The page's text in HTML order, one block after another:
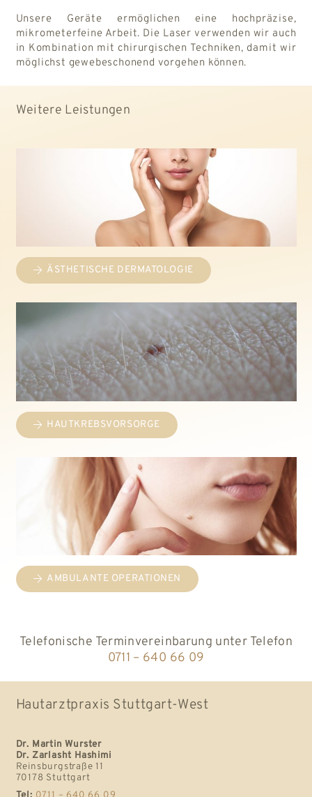
Unsere Geräte ermöglichen eine hochpräzise,
mikrometerfeine Arbeit. Die Laser verwenden wir auch
in Kombination mit chirurgischen Techniken, damit wir
möglichst gewebeschonend vorgehen können.
Weitere Leistungen
ÄSTHETISCHE DERMATOLOGIE
HAUTKREBSVORSORGE
AMBULANTE OPERATIONEN
Telefonische Terminvereinbarung unter Telefon
0711 – 640 66 09
Hautarztpraxis Stuttgart-West
Dr. Martin Wurster
Dr. Zarlasht Hashimi
Reinsburgstraße 11
70178 Stuttgart